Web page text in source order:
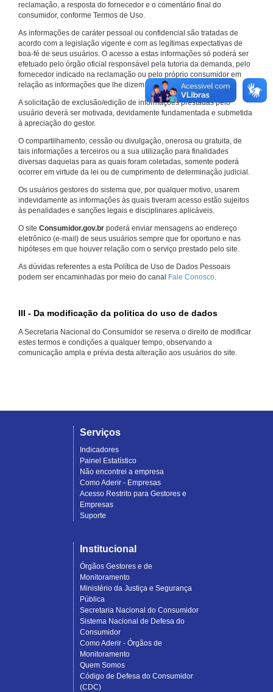
reclamação, a resposta do fornecedor e o comentário final do
consumidor, conforme Termos de Uso.
As informações de caráter pessoal ou confidencial são tratadas de
acordo com a legislação vigente e com as legítimas expectativas de
boa-fé de seus usuários. O acesso a estas informações só poderá ser
efetuado pelo órgão oficial responsável pela tutoria da demanda, pelo
fornecedor indicado na reclamação ou pelo próprio consumidor em
relação as informações que lhe dizem respeito.
A solicitação de exclusão/edição de informações prestadas pelo
usuário deverá ser motivada, devidamente fundamentada e submetida
à apreciação do gestor.
O compartilhamento, cessão ou divulgação, onerosa ou gratuita, de
tais informações a terceiros ou a sua utilização para finalidades
diversas daquelas para as quais foram coletadas, somente poderá
ocorrer em virtude da lei ou de cumprimento de determinação judicial.
Os usuários gestores do sistema que, por qualquer motivo, usarem
indevidamente as informações às quais tiveram acesso estão sujeitos
às penalidades e sanções legais e disciplinares aplicáveis.
O site Consumidor.gov.br poderá enviar mensagens ao endereço
eletrônico (e-mail) de seus usuários sempre que for oportuno e nas
hipóteses em que houver relação com o serviço prestado pelo site.
As dúvidas referentes a esta Política de Uso de Dados Pessoais
podem ser encaminhadas por meio do canal Fale Conosco.
III - Da modificação da politica do uso de dados
A Secretaria Nacional do Consumidor se reserva o direito de modificar
estes termos e condições a qualquer tempo, observando a
comunicação ampla e prévia desta alteração aos usuários do site.
Serviços
Indicadores
Painel Estatístico
Não encontrei a empresa
Como Aderir - Empresas
Acesso Restrito para Gestores e
Empresas
Suporte
Institucional
Órgãos Gestores e de
Monitoramento
Ministério da Justiça e Segurança
Pública
Secretaria Nacional do Consumidor
Sistema Nacional de Defesa do
Consumidor
Como Aderir - Órgãos de
Monitoramento
Quem Somos
Código de Defesa do Consumidor
(CDC)